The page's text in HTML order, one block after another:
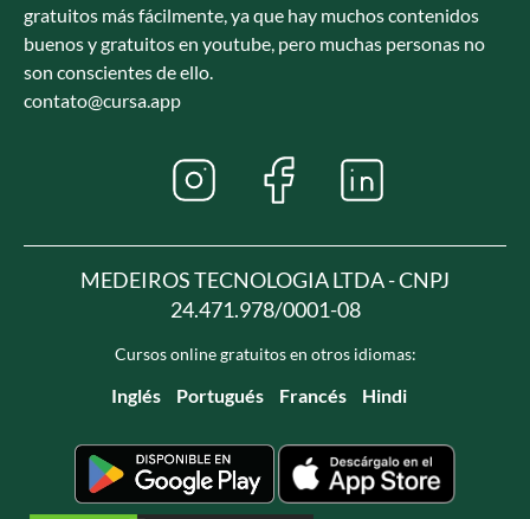
gratuitos más fácilmente, ya que hay muchos contenidos
buenos y gratuitos en youtube, pero muchas personas no
son conscientes de ello.
contato@cursa.app
MEDEIROS TECNOLOGIA LTDA - CNPJ
24.471.978/0001-08
Cursos online gratuitos en otros idiomas:
Inglés Portugués Francés Hindi